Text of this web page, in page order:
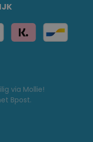
via Mollie!
Bpost.